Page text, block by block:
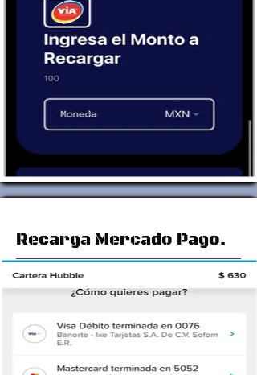
Recarga Mercado Pago.